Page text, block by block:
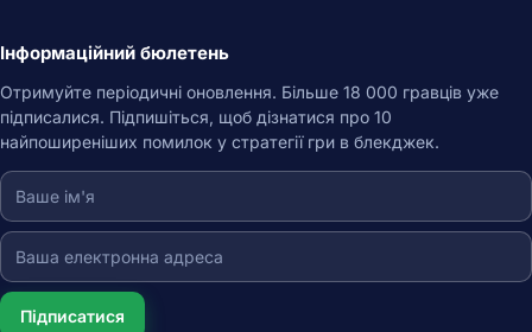
Інформаційний бюлетень
Отримуйте періодичні оновлення. Більше 18 000 гравців уже
підписалися. Підпишіться, щоб дізнатися про 10
найпоширеніших помилок у стратегії гри в блекджек.
Підписатися